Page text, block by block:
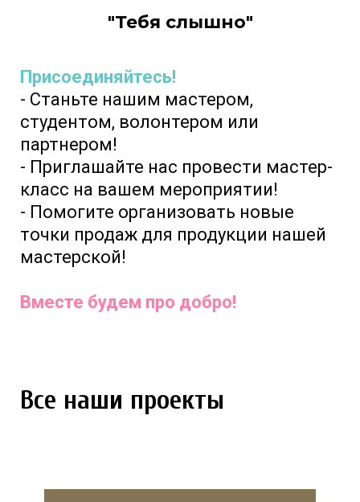
"Тебя слышно"
Присоединяйтесь!
- Станьте нашим мастером,
студентом, волонтером или
партнером!
- Приглашайте нас провести мастер-
класс на вашем мероприятии!
- Помогите организовать новые
точки продаж для продукции нашей
мастерской!
Вместе будем про добро!
Все наши проекты